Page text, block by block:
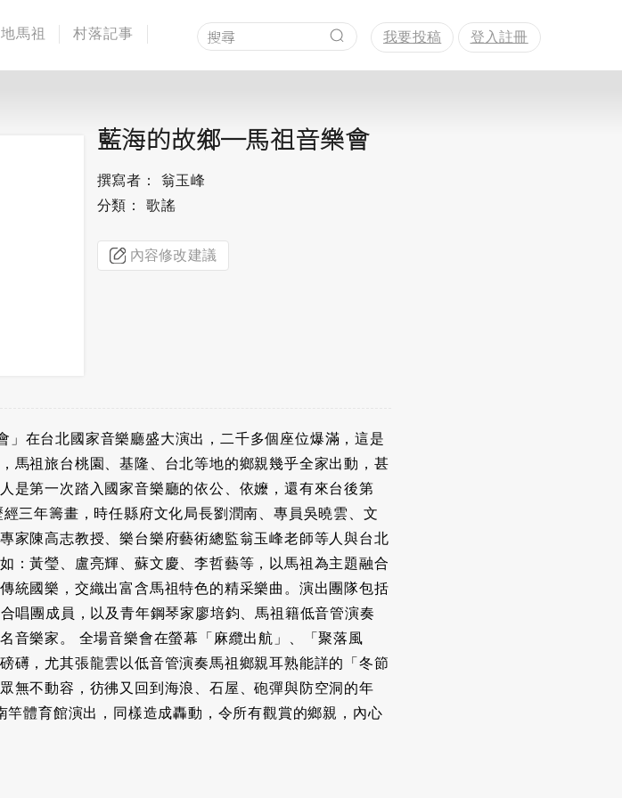
馬祖 村落記事 我要投稿 登入註冊
藍海的故鄉─馬祖音樂會
撰寫者： 翁玉峰
分類： 歌謠
內容修改建議
」在台北國家音樂廳盛大演出，二千多個座位爆滿，這是
馬祖旅台桃園、基隆、台北等地的鄉親幾乎全家出動，甚
是第一次踏入國家音樂廳的依公、依嬤，還有來台後第
三年籌畫，時任縣府文化局長劉潤南、專員吳曉雲、文
家陳高志教授、樂台樂府藝術總監翁玉峰老師等人與台北
：黃瑩、盧亮輝、蘇文慶、李哲藝等，以馬祖為主題融合
統國樂，交織出富含馬祖特色的精采樂曲。演出團隊包括
唱團成員，以及青年鋼琴家廖培鈞、馬祖籍低音管演奏
音樂家。 全場音樂會在螢幕「麻纜出航」、「聚落風
礡，尤其張龍雲以低音管演奏馬祖鄉親耳熟能詳的「冬節
無不動容，彷彿又回到海浪、石屋、砲彈與防空洞的年
體育館演出，同樣造成轟動，令所有觀賞的鄉親，內心